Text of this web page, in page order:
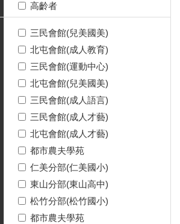
高齡者
三民會館(兒美國美)
北屯會館(成人教育)
三民會館(運動中心)
北屯會館(兒美國美)
三民會館(成人語言)
三民會館(成人才藝)
北屯會館(成人才藝)
都市農夫學苑
仁美分部(仁美國小)
東山分部(東山高中)
松竹分部(松竹國小)
都市農夫學苑